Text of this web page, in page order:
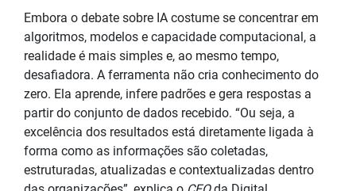
Embora o debate sobre IA costume se concentrar em
algoritmos, modelos e capacidade computacional, a
realidade é mais simples e, ao mesmo tempo,
desafiadora. A ferramenta não cria conhecimento do
zero. Ela aprende, infere padrões e gera respostas a
partir do conjunto de dados recebido. “Ou seja, a
excelência dos resultados está diretamente ligada à
forma como as informações são coletadas,
estruturadas, atualizadas e contextualizadas dentro